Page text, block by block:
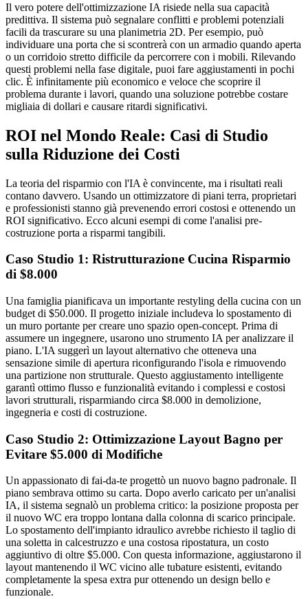
Il vero potere dell'ottimizzazione IA risiede nella sua capacità
predittiva. Il sistema può segnalare conflitti e problemi potenziali
facili da trascurare su una planimetria 2D. Per esempio, può
individuare una porta che si scontrerà con un armadio quando aperta
o un corridoio stretto difficile da percorrere con i mobili. Rilevando
questi problemi nella fase digitale, puoi fare aggiustamenti in pochi
clic. È infinitamente più economico e veloce che scoprire il
problema durante i lavori, quando una soluzione potrebbe costare
migliaia di dollari e causare ritardi significativi.
ROI nel Mondo Reale: Casi di Studio
sulla Riduzione dei Costi
La teoria del risparmio con l'IA è convincente, ma i risultati reali
contano davvero. Usando un ottimizzatore di piani terra, proprietari
e professionisti stanno già prevenendo errori costosi e ottenendo un
ROI significativo. Ecco alcuni esempi di come l'analisi pre-
costruzione porta a risparmi tangibili.
Caso Studio 1: Ristrutturazione Cucina Risparmio
di $8.000
Una famiglia pianificava un importante restyling della cucina con un
budget di $50.000. Il progetto iniziale includeva lo spostamento di
un muro portante per creare uno spazio open-concept. Prima di
assumere un ingegnere, usarono uno strumento IA per analizzare il
piano. L'IA suggerì un layout alternativo che otteneva una
sensazione simile di apertura riconfigurando l'isola e rimuovendo
una partizione non strutturale. Questo aggiustamento intelligente
garantì ottimo flusso e funzionalità evitando i complessi e costosi
lavori strutturali, risparmiando circa $8.000 in demolizione,
ingegneria e costi di costruzione.
Caso Studio 2: Ottimizzazione Layout Bagno per
Evitare $5.000 di Modifiche
Un appassionato di fai-da-te progettò un nuovo bagno padronale. Il
piano sembrava ottimo su carta. Dopo averlo caricato per un'analisi
IA, il sistema segnalò un problema critico: la posizione proposta per
il nuovo WC era troppo lontana dalla colonna di scarico principale.
Lo spostamento dell'impianto idraulico avrebbe richiesto il taglio di
una soletta in calcestruzzo e una costosa ripostatura, un costo
aggiuntivo di oltre $5.000. Con questa informazione, aggiustarono il
layout mantenendo il WC vicino alle tubature esistenti, evitando
completamente la spesa extra pur ottenendo un design bello e
funzionale.